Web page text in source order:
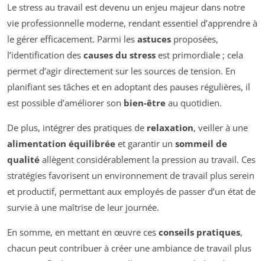
Le stress au travail est devenu un enjeu majeur dans notre
vie professionnelle moderne, rendant essentiel d’apprendre à
le gérer efficacement. Parmi les astuces proposées,
l’identification des causes du stress est primordiale ; cela
permet d’agir directement sur les sources de tension. En
planifiant ses tâches et en adoptant des pauses régulières, il
est possible d’améliorer son bien-être au quotidien.
De plus, intégrer des pratiques de relaxation, veiller à une
alimentation équilibrée et garantir un sommeil de
qualité allègent considérablement la pression au travail. Ces
stratégies favorisent un environnement de travail plus serein
et productif, permettant aux employés de passer d’un état de
survie à une maîtrise de leur journée.
En somme, en mettant en œuvre ces conseils pratiques,
chacun peut contribuer à créer une ambiance de travail plus